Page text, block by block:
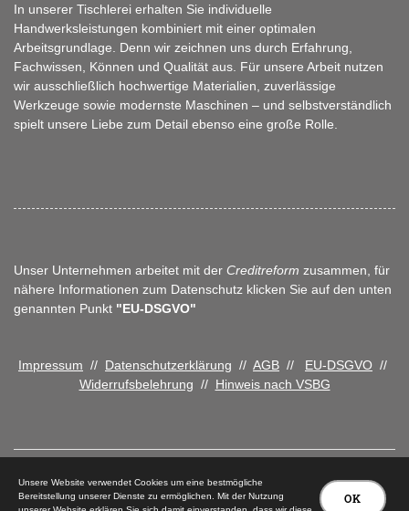
In unserer Tischlerei erhalten Sie individuelle
Handwerksleistungen kombiniert mit einer optimalen
Arbeitsgrundlage. Denn wir zeichnen uns durch Erfahrung,
Fachwissen, Können und Qualität aus. Für unsere Arbeit nutzen
wir ausschließlich hochwertige Materialien, zuverlässige
Werkzeuge sowie modernste Maschinen – und selbstverständlich
spielt unsere Liebe zum Detail ebenso eine große Rolle.
Unser Unternehmen arbeitet mit der Creditreform zusammen, für
nähere Informationen zum Datenschutz klicken Sie auf den unten
genannten Punkt "EU-DSGVO"
Impressum // Datenschutzerklärung // AGB // EU-DSGVO //
Widerrufsbelehrung // Hinweis nach VSBG
OK
Unsere Website verwendet Cookies um eine bestmögliche
Bereitstellung unserer Dienste zu ermöglichen. Mit der Nutzung